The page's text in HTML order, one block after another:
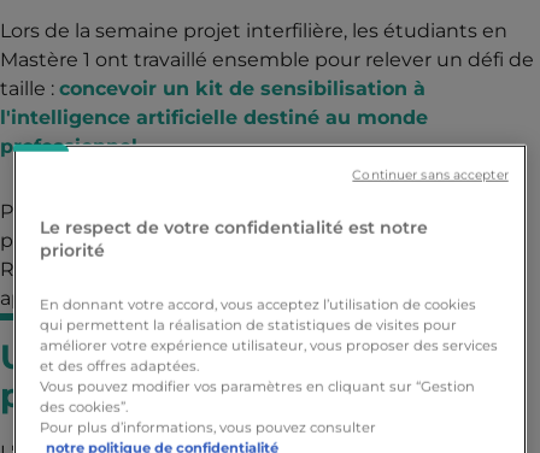
Lors de la semaine projet interfilière, les étudiants en
Mastère 1 ont travaillé ensemble pour relever un défi de
taille : concevoir un kit de sensibilisation à
l'intelligence artificielle destiné au monde
professionnel.
Parmi les propositions,
par le Groupe Phi (Alexy, Aymeric, Abdoul, Youen,
Romane, Lilas, Roula, Tatiana), s'est distingué par son
approche interactive et son design professionnel.
Un contexte d'urgence
pédagogique
Le respect de votre confidentialité est notre
priorité
En donnant votre accord, vous acceptez l’utilisation de cookies
qui permettent la réalisation de statistiques de visites pour
améliorer votre expérience utilisateur, vous proposer des services
et des offres adaptées.
Vous pouvez modifier vos paramètres en cliquant sur “Gestion
des cookies”.
Pour plus d’informations, vous pouvez consulter
notre politique de confidentialité
Continuer sans accepter